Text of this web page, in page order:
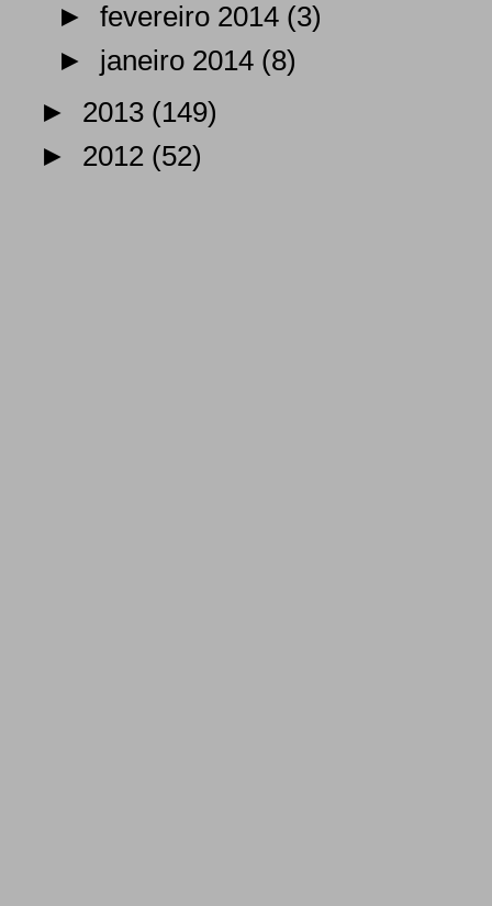
►fevereiro 2014 (3)
► janeiro 2014 (8)
► 2013 (149)
► 2012 (52)